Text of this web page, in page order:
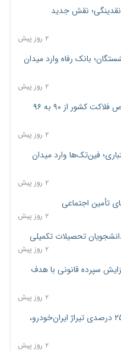
نقش جدید
۲ روز پیش
بازنشستگان؛ بانک رفاه وارد میدان
۲ روز پیش
فشار اقتصادی در مسیر صعود؛ شاخص فلاکت کشور از ۹۰ به ۹۶
۲ روز پیش
اعتباری؛ فین‌تک‌ها وارد میدان
۲ روز پیش
۲ روز پیش
تحصیلات تکمیلی
۲ روز پیش
سپرده قانونی با هدف
۲ روز پیش
ترمز تولید خودرو کشیده شد؛ افت ۲۵ درصدی تیراژ ایران‌خودرو،
۲ روز پیش